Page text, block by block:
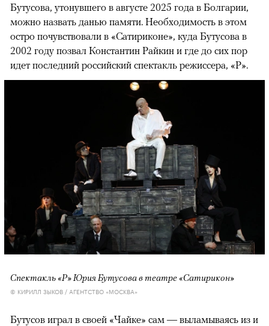
Бутусова, утонувшего в августе 2025 года в Болгарии,
можно назвать данью памяти. Необходимость в этом
остро почувствовали в «Сатириконе», куда Бутусова в
2002 году позвал Константин Райкин и где до сих пор
идет последний российский спектакль режиссера, «Р».
Спектакль «Р» Юрия Бутусова в театре «Сатирикон»
© КИРИЛЛ ЗЫКОВ / АГЕНТСТВО «МОСКВА»
Бутусов играл в своей «Чайке» сам — выламываясь из и